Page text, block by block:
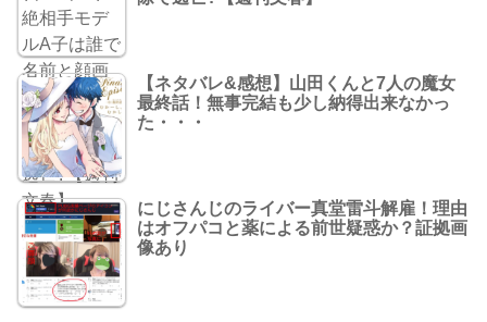
【ネタバレ&感想】山田くんと7人の魔女
最終話！無事完結も少し納得出来なかっ
た・・・
にじさんじのライバー真堂雷斗解雇！理由
はオフパコと薬による前世疑惑か？証拠画
像あり